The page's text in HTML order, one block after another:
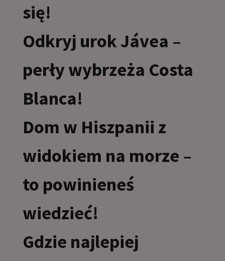
się!
Odkryj urok Jávea –
perły wybrzeża Costa
Blanca!
Dom w Hiszpanii z
widokiem na morze –
to powinieneś
wiedzieć!
Gdzie najlepiej